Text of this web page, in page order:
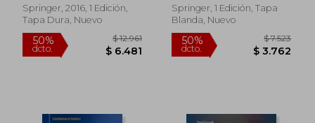
8 (Mathematics
Education in the
Springer, 2016, 1 Edición,
Tapa Dura, Nuevo
Proceedings of the
2015 International
Statistics (Lecture
Notes in Statistics -
Springer, 1 Edición, Tapa
Blanda, Nuevo